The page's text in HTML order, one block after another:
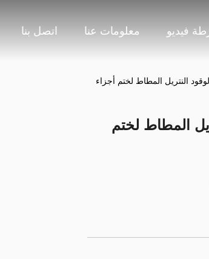
فيديو معلومات عنا اتصل بنا
النتريل المطاط لختم أجزاء
المطاط لختم